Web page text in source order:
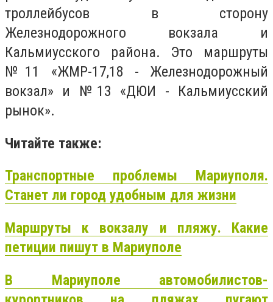
троллейбусов в сторону
Железнодорожного вокзала и
Кальмиусского района. Это маршруты
№11 «ЖМР-17,18 - Железнодорожный
вокзал» и №13 «ДЮИ - Кальмиусский
рынок».
Читайте также:
Транспортные проблемы Мариуполя.
Станет ли город удобным для жизни
Маршруты к вокзалу и пляжу. Какие
петиции пишут в Мариуполе
В Мариуполе автомобилистов-